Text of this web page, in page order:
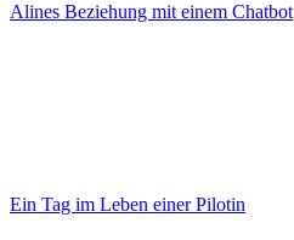
Alines Beziehung mit einem Chatbot
Ein Tag im Leben einer Pilotin